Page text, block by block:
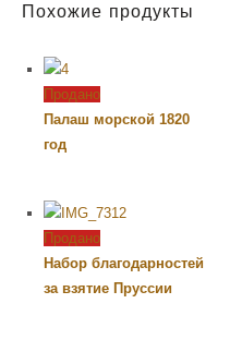
Похожие продукты
Продано
Палаш морской 1820
год
Продано
Набор благодарностей
за взятие Пруссии